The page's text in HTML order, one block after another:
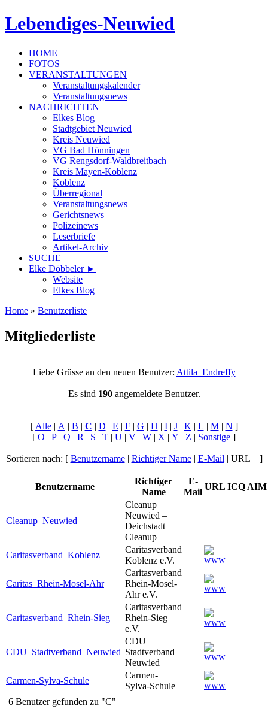
Lebendiges-Neuwied
HOME
FOTOS
VERANSTALTUNGEN
Veranstaltungskalender
Veranstaltungsnews
NACHRICHTEN
Elkes Blog
Stadtgebiet Neuwied
Kreis Neuwied
VG Bad Hönningen
VG Rengsdorf-Waldbreitbach
Kreis Mayen-Koblenz
Koblenz
Überregional
Veranstaltungsnews
Gerichtsnews
Polizeinews
Leserbriefe
Artikel-Archiv
SUCHE
Elke Döbbeler ►
Website
Elkes Blog
Home » Benutzerliste
Mitgliederliste
Liebe Grüsse an den neuen Benutzer: Attila_Endreffy
Es sind 190angemeldete Benutzer.
[ Alle| A | B | C | D | E | F| G | H | I| J| K | L | M| N ]
[ O | P | Q | R | S | T | U | V | W | X | Y | Z | Sonstige ]
Sortieren nach: [ Benutzername| Richtiger Name| E-Mail | URL | ]
Benutzername
Richtiger
Name
E-
Mail
URL ICQ AIM
Cleanup_Neuwied
Cleanup
Neuwied –
Deichstadt
Cleanup
Caritasverband_Koblenz
Caritasverband
Koblenz e.V.
Caritas_Rhein-Mosel-Ahr
Caritasverband
Rhein-Mosel-
Ahr e.V.
Caritasverband_Rhein-Sieg
Caritasverband
Rhein-Sieg
e.V.
CDU_Stadtverband_Neuwied
CDU
Stadtverband
Neuwied
Carmen-Sylva-Schule
Carmen-
Sylva-Schule
6 Benutzer gefunden zu "C"